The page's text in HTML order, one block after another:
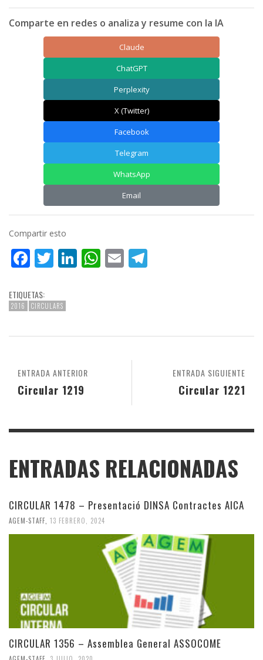
Comparte en redes o analiza y resume con la IA
Claude
ChatGPT
Perplexity
X (Twitter)
Facebook
Telegram
WhatsApp
Email
Compartir esto
Facebook
Twitter
LinkedIn
WhatsApp
Email
ETIQUETAS:
2016 CIRCULARS
ENTRADA SIGUIENTE
Circular 1221
ENTRADA ANTERIOR
Circular 1219
ENTRADAS RELACIONADAS
CIRCULAR 1478 – Presentació DINSA Contractes AICA
AGEM-STAFF 13 FEBRERO, 2024
CIRCULAR 1356 – Assemblea General ASSOCOME